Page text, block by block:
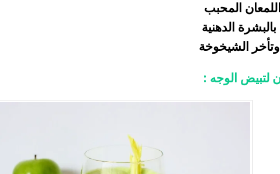
المحبب
الدهنية
الشيخوخة
لتبيض الوجه :